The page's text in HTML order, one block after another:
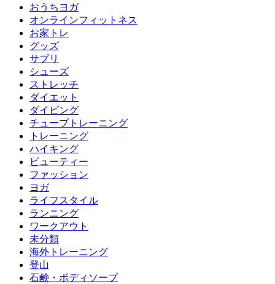
おうちヨガ
オンラインフィットネス
お家トレ
グッズ
サプリ
シューズ
ストレッチ
ダイエット
ダイビング
チューブトレーニング
トレーニング
ハイキング
ビューティー
ファッション
ヨガ
ライフスタイル
ランニング
ワークアウト
未分類
海外トレーニング
登山
石鹸・ボディソープ